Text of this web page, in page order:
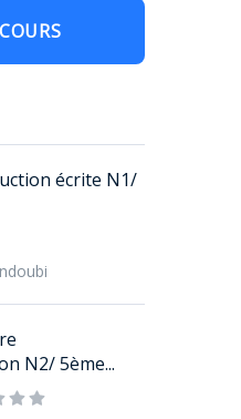
écrite N1/
N2/ 5ème...